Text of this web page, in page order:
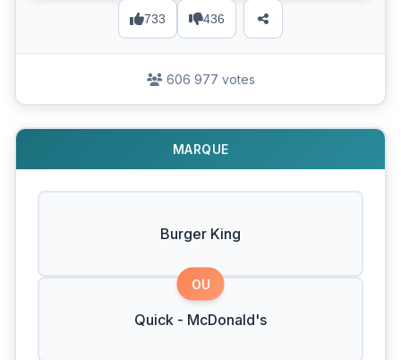
733 436
606 977 votes
MARQUE
Burger King
OU
Quick - McDonald's